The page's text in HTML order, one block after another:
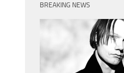
BREAKING NEWS